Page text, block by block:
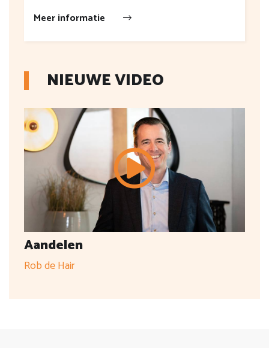
Meer informatie
NIEUWE VIDEO
Aandelen
Rob de Hair